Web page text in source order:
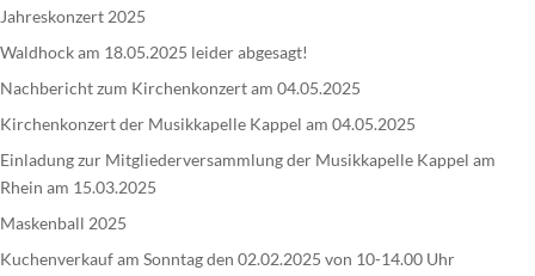
Jahreskonzert 2025
Waldhock am 18.05.2025 leider abgesagt!
Nachbericht zum Kirchenkonzert am 04.05.2025
Kirchenkonzert der Musikkapelle Kappel am 04.05.2025
Einladung zur Mitgliederversammlung der Musikkapelle Kappel am
Rhein am 15.03.2025
Maskenball 2025
Kuchenverkauf am Sonntag den 02.02.2025 von 10-14.00 Uhr